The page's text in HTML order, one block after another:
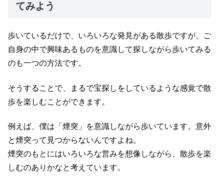
てみよう
歩いているだけで、いろいろな発見がある散歩ですが、ご
自身の中で興味あるものを意識して探しながら歩いてみる
のも一つの方法です。
そうすることで、まるで宝探しをしているような感覚で散
歩を楽しむことができます。
例えば、僕は「煙突」を意識しながら歩いています。意外
と煙突って見つからないんですよね。
煙突のもとにはいろいろな営みを想像しながら、散歩を楽
しむのありかなと考えています。